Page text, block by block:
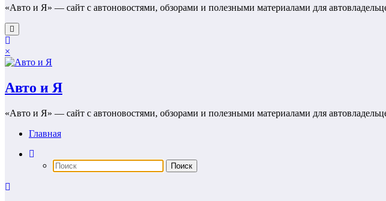
«Авто и Я» — сайт с автоновостями, обзорами и полезными материалами для
×
Авто и Я
«Авто и Я» — сайт с автоновостями, обзорами и полезными материалами для
Главная